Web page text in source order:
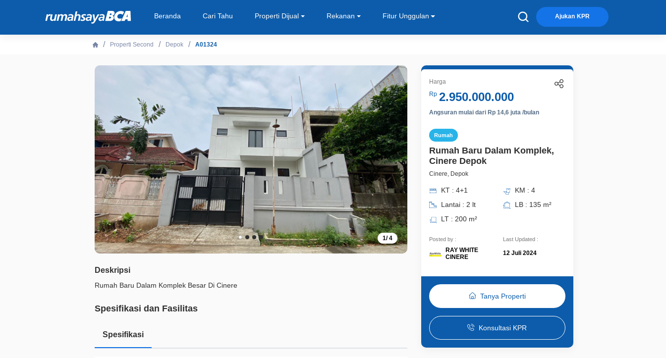
Beranda Cari Tahu Properti Dijual Rekanan Fitur Unggulan Ajukan KPR
Properti Second Depok A01324
1/4
Deskripsi
Rumah Baru Dalam Komplek Besar Di Cinere
Spesifikasi dan Fasilitas
Spesifikasi
Harga
Rp 2.950.000.000
Angsuran mulai dari Rp 14,6 juta /bulan
Rumah
Rumah Baru Dalam Komplek,
Cinere Depok
Cinere, Depok
KT : 4+1
KM : 4
Lantai : 2 lt
LB : 135 m²
LT : 200 m²
Posted by :
RAY WHITE
CINERE
Last Updated :
12 Juli 2024
Tanya Properti
Konsultasi KPR